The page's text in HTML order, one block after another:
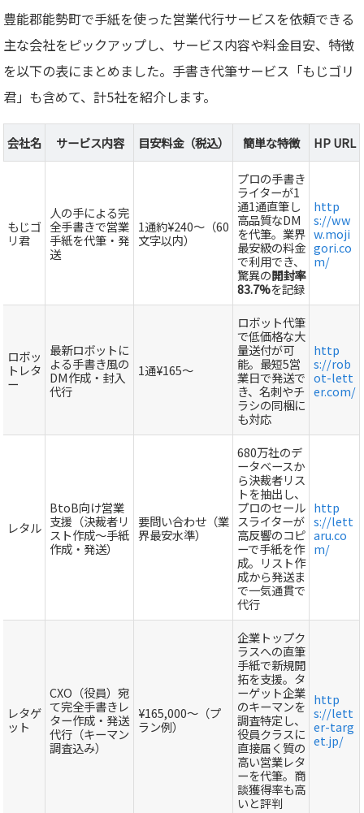
豊能郡能勢町で手紙を使った営業代行サービスを依頼できる
主な会社をピックアップし、サービス内容や料金目安、特徴
を以下の表にまとめました。手書き代筆サービス「もじゴリ
君」も含めて、計5社を紹介します。
会社名 サービス内容 目安料金（税込） 簡単な特徴 HP URL
もじゴ
リ君
人の手による完
全手書きで営業
手紙を代筆・発
送
1通約¥240～（60
文字以内）
プロの手書き
ライターが1
通1通直筆し
高品質なDM
を代筆。業界
最安級の料金
で利用でき、
驚異の開封率
83.7%を記録
http
s://ww
w.moji
gori.co
m/
ロボッ
トレタ
ー
最新ロボットに
よる手書き風の
DM作成・封入
代行
1通¥165～
ロボット代筆
で低価格な大
量送付が可
能。最短5営
業日で発送で
き、名刺やチ
ラシの同梱に
も対応
http
s://rob
ot-lett
er.com/
レタル
BtoB向け営業
支援（決裁者リ
スト作成～手紙
作成・発送）
要問い合わせ（業
界最安水準）
680万社のデ
ータベースか
ら決裁者リス
トを抽出し、
プロのセール
スライターが
高反響のコピ
ーで手紙を作
成。リスト作
成から発送ま
で一気通貫で
代行
http
s://lett
aru.co
m/
レタゲ
ット
CXO（役員）宛
て完全手書きレ
ター作成・発送
代行（キーマン
調査込み）
¥165,000～（プ
ラン例）
企業トップク
ラスへの直筆
手紙で新規開
拓を支援。タ
ーゲット企業
のキーマンを
調査特定し、
役員クラスに
直接届く質の
高い営業レタ
ーを代筆。商
談獲得率も高
いと評判
http
s://lett
er-targ
et.jp/